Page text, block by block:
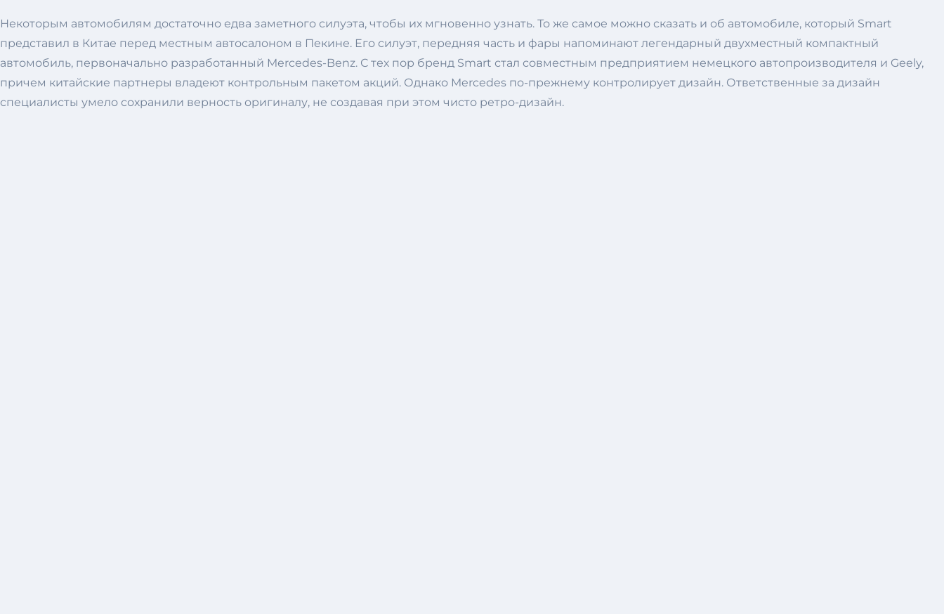
Некоторым автомобилям достаточно едва заметного силуэта, чтобы их мгновенно узнать. То же самое можно сказать и об автомобиле, который Smart
представил в Китае перед местным автосалоном в Пекине. Его силуэт, передняя часть и фары напоминают легендарный двухместный компактный
автомобиль, первоначально разработанный Mercedes-Benz. С тех пор бренд Smart стал совместным предприятием немецкого автопроизводителя и Geely,
причем китайские партнеры владеют контрольным пакетом акций. Однако Mercedes по-прежнему контролирует дизайн. Ответственные за дизайн
специалисты умело сохранили верность оригиналу, не создавая при этом чисто ретро-дизайн.